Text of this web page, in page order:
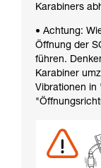
Karabiners
• Achtung:
Öffnung der
führen.
Karabiner
Vibrationen in